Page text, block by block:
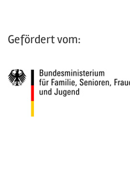
Gefördert vom: